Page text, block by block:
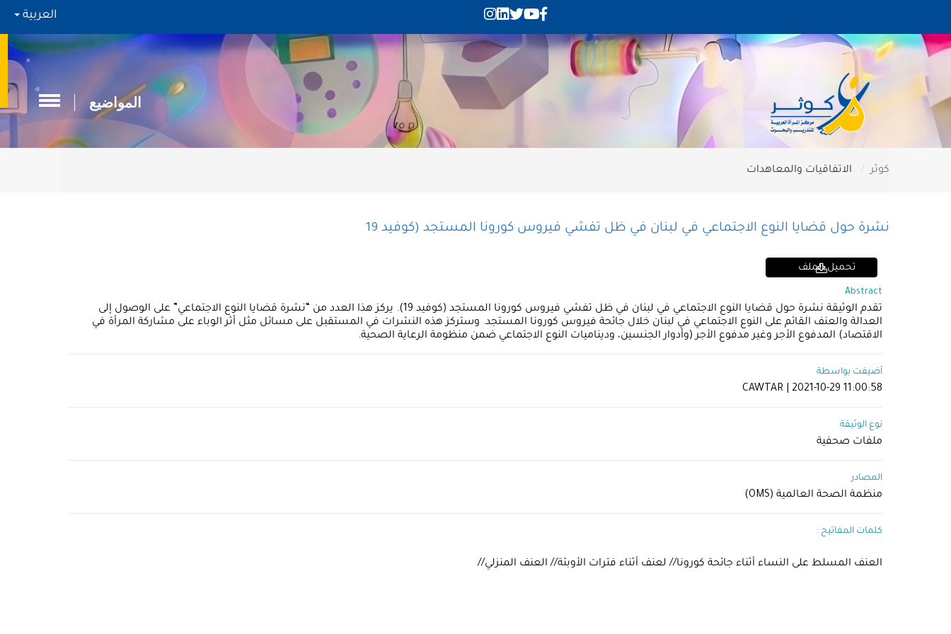
العربية
المواضيع
كوثر الاتفاقيات والمعاهدات
نشرة حول قضايا النوع الاجتماعي في لبنان في ظل تفشي فيروس كورونا المستجد (كوفيد 19
تحميل الملف
Abstract
تقدم الوثيقة نشرة حول قضايا النوع الاجتماعي في لبنان في ظل تفشي فيروس كورونا المستجد (كوفيد 19). يركز هذا العدد من “نشرة قضايا النوع الاجتماعي” على الوصول إلى
العدالة والعنف القائم على النوع الاجتماعي في لبنان خلال جائحة فيروس كورونا المستجد. وستركز هذه النشرات في المستقبل على مسائل مثل أثر الوباء على مشاركة المرأة في
الاقتصاد) المدفوع الأجر وغير مدفوع الأجر (وأدوار الجنسين، وديناميات النوع الاجتماعي ضمن منظومة الرعاية الصحية.
أضيفت بواسطة
CAWTAR | 2021-10-29 11:00:58
نوع الوثيقة
ملفات صحفية
المصادر
منظمة الصحة العالمية (OMS)
كلمات المفاتيح :
العنف المسلط على النساء أثناء جائحة كورونا// لعنف أثناء فترات الأوبئة// العنف المنزلي//